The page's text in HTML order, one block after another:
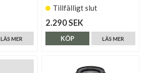
LÄS MER
Tillfälligt slut
2.290 SEK
LÄS MER
KÖP